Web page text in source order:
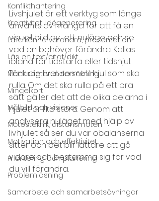
Konflikthantering
Kreativitet, idégenerering
Lära känna varandra, presentation
Läs en text/citat/dikt
Medarbetarundersökning
Mingelkort
Målbild och visioner
Mötesteknik, distansmöten
Motivation och effektivitet
Prioritering och planering
Problemlösning
Samarbete och samarbetsövningar
Livshjulet är ett verktyg som länge
använts av många för att få en
visuell bild av  ett nuläge och se
vad en behöver förändra. Kallas
ibland för tidstårta eller tidshjul.
Tänk dig livet som ett hjul som ska
rulla. Om det ska rulla på ett bra
sätt gäller det att de olika delarna i
hjulet är lika stora. Genom att
analysera nuläget med hjälp av
livhjulet så ser du var obalanserna
sitter och det blir lä­ttare att gå
vidare och bestämma sig för vad
du vill förändra.